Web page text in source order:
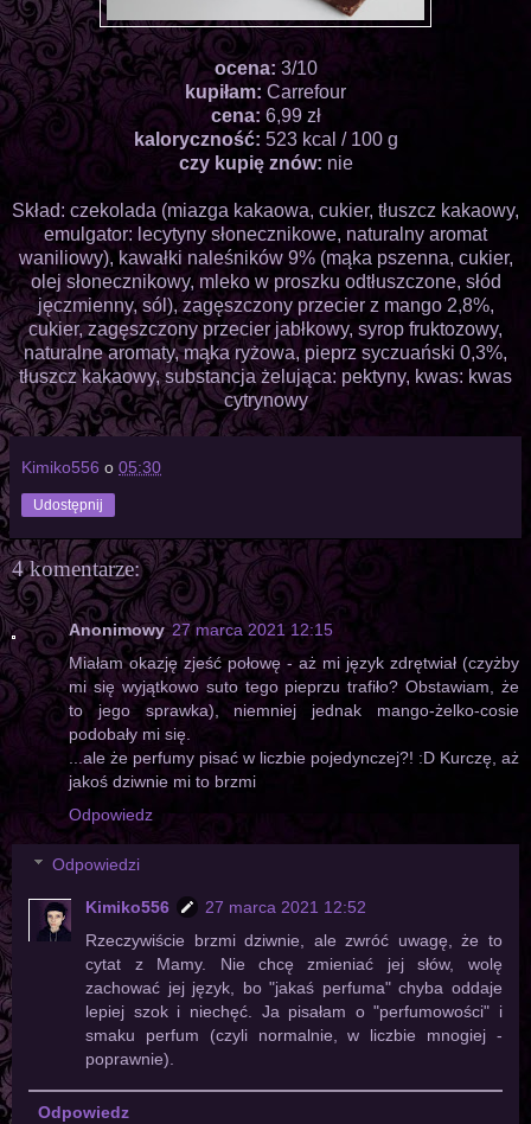
ocena: 3/10
kupiłam: Carrefour
cena: 6,99 zł
kaloryczność: 523 kcal / 100 g
czy kupię znów: nie
Skład: czekolada (miazga kakaowa, cukier, tłuszcz kakaowy,
emulgator: lecytyny słonecznikowe, naturalny aromat
waniliowy), kawałki naleśników 9% (mąka pszenna, cukier,
olej słonecznikowy, mleko w proszku odtłuszczone, słód
jęczmienny, sól), zagęszczony przecier z mango 2,8%,
cukier, zagęszczony przecier jabłkowy, syrop fruktozowy,
naturalne aromaty, mąka ryżowa, pieprz syczuański 0,3%,
tłuszcz kakaowy, substancja żelująca: pektyny, kwas: kwas
cytrynowy
Kimiko556 o 05:30
Udostępnij
4 komentarze:
Anonimowy 27 marca 2021 12:15
Miałam okazję zjeść połowę - aż mi język zdrętwiał (czyżby
mi się wyjątkowo suto tego pieprzu trafiło? Obstawiam, że
to jego sprawka), niemniej jednak mango-żelko-cosie
podobały mi się.
...ale że perfumy pisać w liczbie pojedynczej?! :D Kurczę, aż
jakoś dziwnie mi to brzmi
Odpowiedz
Odpowiedzi
Kimiko556
27 marca 2021 12:52
Rzeczywiście brzmi dziwnie, ale zwróć uwagę, że to
cytat z Mamy. Nie chcę zmieniać jej słów, wolę
zachować jej język, bo "jakaś perfuma" chyba oddaje
lepiej szok i niechęć. Ja pisałam o "perfumowości" i
smaku perfum (czyli normalnie, w liczbie mnogiej -
poprawnie).
Odpowiedz